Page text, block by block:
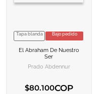
VER INFORMACION
AGREGAR AL
Tapa blanda Bajo pedido
El Abraham De Nuestro
Ser
Prado Abdennur
$80.100COP